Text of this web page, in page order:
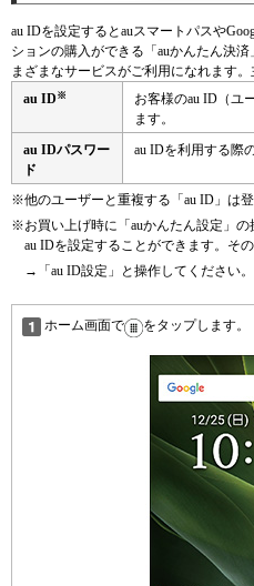
au IDを設定するとauスマートパスや
ションの購入ができる「auかんたん決
まざまなサービスがご利用になれます。
au ID ※
お客様のau ID（ユ
ます。
au IDパスワー
ド
au IDを利用する際
※他のユーザーと重複する「au ID」は登
※お買い上げ時に「auかんたん設定」
au IDを設定することができます。そ
→「au ID設定」と操作してください。
ホーム画面で をタップします。